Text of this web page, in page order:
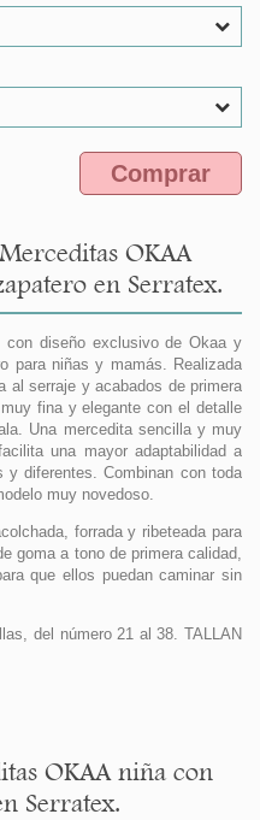
Comprar
OKAA
en Serratex.
con diseño exclusivo de Okaa y
para niñas y mamás. Realizada
al serraje y acabados de primera
fina y elegante con el detalle
Una mercedita sencilla y muy
una mayor adaptabilidad a
diferentes. Combinan con toda
muy novedoso.
forrada y ribeteada para
goma a tono de primera calidad,
que ellos puedan caminar sin
del número 21 al 38. TALLAN
OKAA niña con
Serratex.